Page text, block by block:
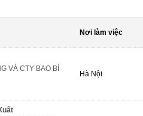
Nơi làm việc
VÀ CTY BAO BÌ
Hà Nội